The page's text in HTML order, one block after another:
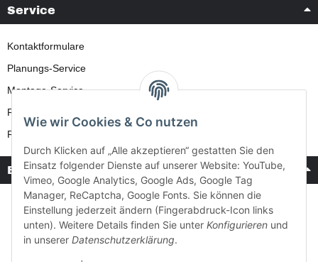
Service
Kontaktformulare
Planungs-Service
Montage-Service
Reparatur-Service
Retouren-Service
Bezahlung & Versand
Wie wir Cookies & Co nutzen
Durch Klicken auf „Alle akzeptieren“ gestatten Sie den
Einsatz folgender Dienste auf unserer Website: YouTube,
Vimeo, Google Analytics, Google Ads, Google Tag
Manager, ReCaptcha, Google Fonts. Sie können die
Einstellung jederzeit ändern (Fingerabdruck-Icon links
unten). Weitere Details finden Sie unter Konfigurieren und
in unserer Datenschutzerklärung.